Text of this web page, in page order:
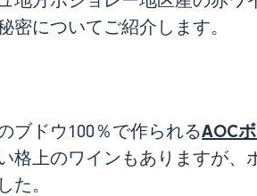
についてご紹介します。
ブドウ100％で作られるAOC
格上のワインもありますが、
た。